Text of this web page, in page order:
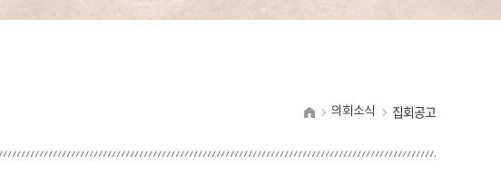
의회소식 집회공고